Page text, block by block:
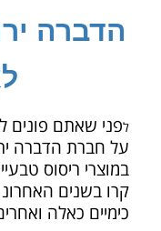
הדברה
לפני שאתם פונים
על חברת הדברה
במוצרי ריסוס
קרו בשנים
כימיים כאלה